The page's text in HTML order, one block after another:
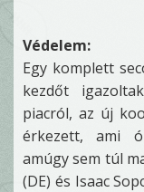
Védelem:
Egy komplett
kezdőt
piacról, az új
érkezett, ami
amúgy sem túl
(DE) és Isaac